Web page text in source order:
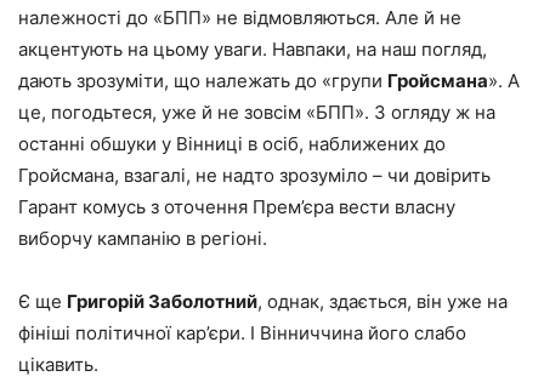
належності до «БПП» не відмовляються. Але й не
акцентують на цьому уваги. Навпаки, на наш погляд,
дають зрозуміти, що належать до «групи Гройсмана». А
це, погодьтеся, уже й не зовсім «БПП». З огляду ж на
останні обшуки у Вінниці в осіб, наближених до
Гройсмана, взагалі, не надто зрозуміло – чи довірить
Гарант комусь з оточення Прем’єра вести власну
виборчу кампанію в регіоні.
Є ще Григорій Заболотний, однак, здається, він уже на
фініші політичної кар’єри. І Вінниччина його слабо
цікавить.